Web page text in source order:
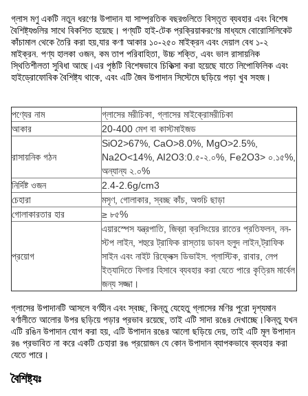
গ্লাস মণু একটি নতুন ধরণের উপাদান যা সাম্প্রতিক বছরগুলিতে বিস্তৃত ব্যবহার এবং বিশেষ
বৈশিষ্ট্যগুলির সাথে বিকশিত হয়েছে। পণ্যটি হাই-টেক প্রক্রিয়াকরণের মাধ্যমে বোরোসিলিকেট
কাঁচামাল থেকে তৈরি করা হয়,যার কণা আকার ১০-২৫০ মাইক্রন এবং দেয়াল বেধ ১-২
মাইক্রন. পণ্য হালকা ওজন, কম তাপ পরিবাহিতা, উচ্চ শক্তি, এবং ভাল রাসায়নিক
স্থিতিশীলতা সুবিধা আছে।এর পৃষ্ঠটি বিশেষভাবে চিকিত্সা করা হয়েছে যাতে লিপোফিলিক এবং
হাইড্রোফোবিক বৈশিষ্ট্য থাকে, এবং এটি জৈব উপাদান সিস্টেমে ছড়িয়ে পড়া খুব সহজ।
পণ্যের নাম
গ্লাসের মরীচিকা, গ্লাসের মাইক্রোমরীচিকা
আকার
20-400 মেশ বা কাস্টমাইজড
রাসায়নিক গঠন
SiO2>67%, CaO>8.0%, MgO>2.5%,
Na2O<14%, AI2O3:0.৫-২.০%, Fe2O3> ০.১৫%,
অন্যান্য ২.০%
নির্দিষ্ট ওজন
2.4-2.6g/cm3
চেহারা
মসৃণ, গোলাকার, স্বচ্ছ কাঁচ, অশুচি ছাড়া
গোলাকারতার হার
≥ ৮৫%
প্রয়োগ
এয়ারস্পেস যন্ত্রপাতি, জিব্রা ক্রসিংয়ের রাতের প্রতিফলন, নন-
স্টপ লাইন, শহুরে ট্রাফিক রাস্তায় ডাবল হলুদ লাইন,ট্রাফিক
সাইন এবং নাইট রিফ্লেক্স ডিভাইস. প্লাস্টিক, রাবার, লেপ
ইত্যাদিতে ফিলার হিসাবে ব্যবহার করা যেতে পারে কৃত্রিম মার্বেল
জন্য সজ্জা।
গ্লাসের উপাদানটি আসলে বর্ণহীন এবং স্বচ্ছ, কিন্তু যেহেতু গ্লাসের মণির পুরো দৃশ্যমান
বর্ণালীতে আলোর উপর ছড়িয়ে পড়ার প্রভাব রয়েছে, তাই এটি সাদা রঙের দেখাচ্ছে।কিন্তু যখন
এটি রঙিন উপাদান যোগ করা হয়, এটি উপাদান রঙের আলো ছড়িয়ে দেয়, তাই এটি মূল উপাদান
রঙ প্রভাবিত না করে একটি চেহারা রঙ প্রয়োজন যে কোন উপাদান ব্যাপকভাবে ব্যবহার করা
যেতে পারে।
বৈশিষ্ট্যঃ